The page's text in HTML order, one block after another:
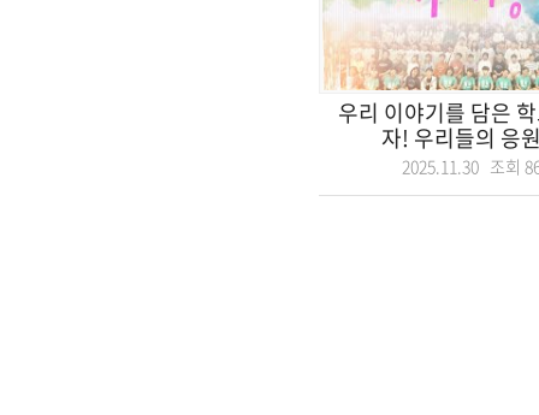
우리 이야기를 담은
자! 우리들의 응
2025.11.30 조회